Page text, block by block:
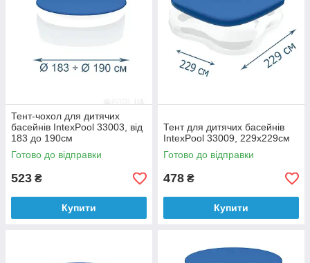
Тент-чохол для дитячих
басейнів IntexPool 33003, від
183 до 190см
Готово до відправки
523 ₴
Купити
Тент для дитячих басейнів
IntexPool 33009, 229х229см
Готово до відправки
478 ₴
Купити